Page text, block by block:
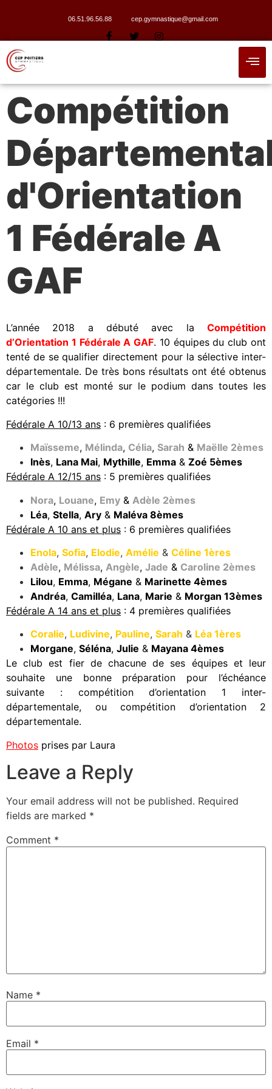
06.51.96.56.88 cep.gymnastique@gmail.com
Compétition
d'Orientation
1 Fédérale A
GAF
L’année 2018 a débuté avec la
Compétition
d’Orientation 1 Fédérale A GAF. 10 équipes du club ont
tenté de se qualifier directement pour la sélective inter-
départementale. De très bons résultats ont été obtenus
car le club est monté sur le podium dans toutes les
catégories !!!
Fédérale A 10/13 ans : 6 premières qualifiées
Maïsseme, Mélinda, Célia, Sarah & Maëlle 2èmes
Inès, Lana Mai, Mythille, Emma & Zoé 5èmes
Fédérale A 12/15 ans : 5 premières qualifiées
Nora, Louane, Emy & Adèle 2èmes
Léa, Stella, Ary & Maléva 8èmes
Fédérale A 10 ans et plus : 6 premières qualifiées
Enola, Sofia, Elodie, Amélie & Céline 1ères
Adèle, Mélissa, Angèle, Jade & Caroline 2èmes
Lilou, Emma, Mégane & Marinette 4èmes
Andréa, Camilléa, Lana, Marie & Morgan 13èmes
Fédérale A 14 ans et plus : 4 premières qualifiées
Coralie, Ludivine, Pauline, Sarah & Léa 1ères
Morgane, Séléna, Julie & Mayana 4èmes
Le club est fier de chacune de ses équipes et leur
souhaite une bonne préparation pour l’échéance
suivante : compétition d’orientation 1 inter-
départementale, ou compétition d’orientation 2
départementale.
Photos prises par Laura
Leave a Reply
Your email address will not be published. Required
fields are marked *
Comment *
Name *
Email *